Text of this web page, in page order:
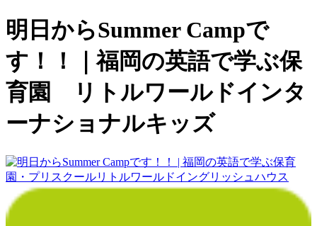
明日からSummer Campで
す！！｜福岡の英語で学ぶ保
育園 リトルワールドインタ
ーナショナルキッズ